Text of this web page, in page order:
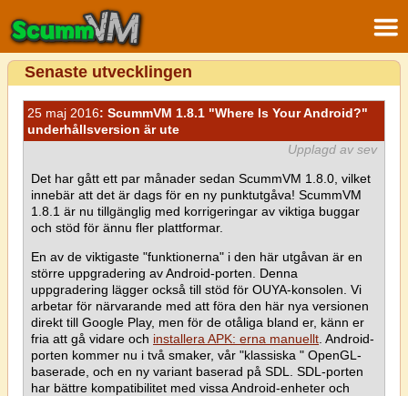
Senaste utvecklingen
25 maj 2016: ScummVM 1.8.1 "Where Is Your Android?"
underhållsversion är ute
Upplagd av sev
Det har gått ett par månader sedan ScummVM 1.8.0, vilket
innebär att det är dags för en ny punktutgåva! ScummVM
1.8.1 är nu tillgänglig med korrigeringar av viktiga buggar
och stöd för ännu fler plattformar.
En av de viktigaste "funktionerna" i den här utgåvan är en
större uppgradering av Android-porten. Denna
uppgradering lägger också till stöd för OUYA-konsolen. Vi
arbetar för närvarande med att föra den här nya versionen
direkt till Google Play, men för de otåliga bland er, känn er
fria att gå vidare och installera APK: erna manuellt . Android-
porten kommer nu i två smaker, vår "klassiska " OpenGL-
baserade, och en ny variant baserad på SDL. SDL-porten
har bättre kompatibilitet med vissa Android-enheter och